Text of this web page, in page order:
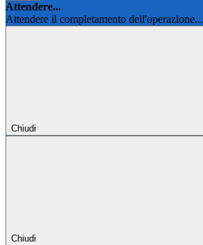
Attendere...
Attendere il completamento dell'operazione...
Chiudi
Chiudi